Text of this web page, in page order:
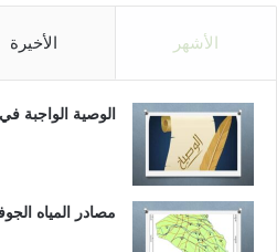
الأشهر الأخيرة
الوصية الواجبة
مصادر المياه